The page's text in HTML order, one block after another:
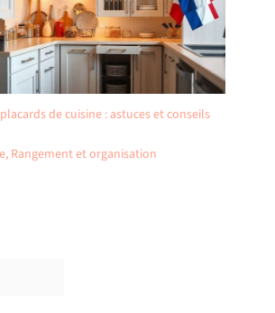
de cuisine : astuces et conseils
, Rangement et organisation